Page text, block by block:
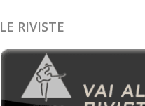
LE RIVISTE